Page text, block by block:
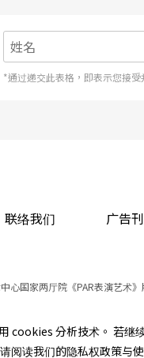
*通过递交此表格，即表示您接
联络我们 广告
心国家两厅院《PAR表演艺术
本站所提供相关演出
服务条款
cookies 分析技术。 若
阅读我们的隐私权政策与使